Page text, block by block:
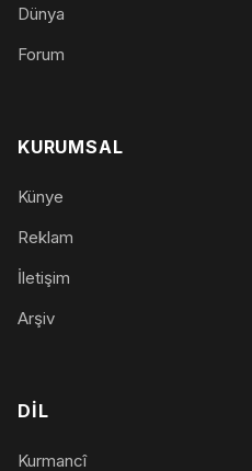
Dünya
Forum
KURUMSAL
Künye
Reklam
İletişim
Arşiv
DIL
Kurmancî